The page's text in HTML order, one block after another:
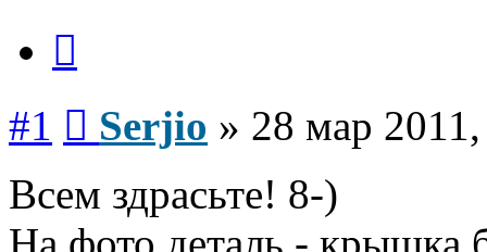
#1 Serjio » 28 мар
Всем здрасьте! 8-)